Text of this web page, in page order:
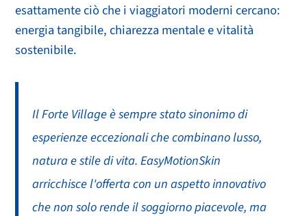
esattamente ciò che i viaggiatori moderni cercano:
energia tangibile, chiarezza mentale e vitalità
sostenibile.
Il Forte Village è sempre stato sinonimo di
esperienze eccezionali che combinano lusso,
natura e stile di vita. EasyMotionSkin
arricchisce l'offerta con un aspetto innovativo
che non solo rende il soggiorno piacevole, ma